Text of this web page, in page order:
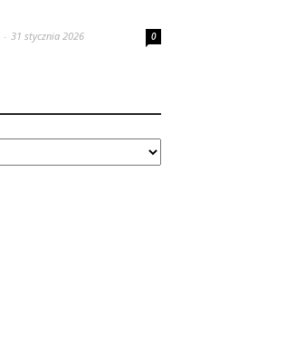
- 31 stycznia 2026 0